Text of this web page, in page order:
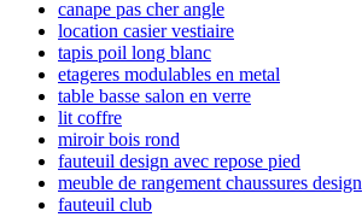
canape pas cher angle
location casier vestiaire
tapis poil long blanc
etageres modulables en metal
table basse salon en verre
lit coffre
miroir bois rond
fauteuil design avec repose pied
meuble de rangement chaussures design
fauteuil club